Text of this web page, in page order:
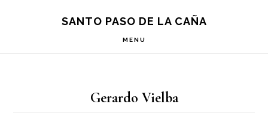
SANTO PASO DE LA CAÑA
MENU
Gerardo Vielba